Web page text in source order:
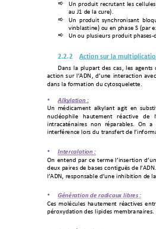
 ^)+ 4#3,20*+ #'.#2*/)*+ &'-+ .'&&2&'-+
/2+_C+,'+&/+.2#'O7
 ^)+ 4#3,20*+ -?).6#3)0-/)*+ @&
90)@&/-*0)'O+32+')+46/-'+T+N4/
 ^)+32+4&2-0'2#- +4#3,20*+46/-'-K
2.2.2
!/)-+ &/+ 4&24/#*+ ,'-+ ./-M &'-+ /%')*-
/.*03)+ -2#+ &<A!PM+ ,<2)'+ 0)*'#/.*03)+ /9'.+
,/)-+&/+53#(/*03)+,2+.?*3-12'&'**'7
• !"#$"%&'()*+*
^)+ (",0./(')*+ /&J?& /)*+ /%0*+ ')+ -2@-*
)2.&"3460&'+ 6/2*'(')*+ #"/.*09'+ ,'+ &
0)*#/./*")/0#'-+ )3)+ #"4/#/@&'-7+ B) +
0)*'#5"#').'+&3#-+,2 +*#/)-5'#*+,'+&<0)53#(
• ,)&-./%"%&'()*+*
B)+ ')*'),+ 4/#+ .'+ *'#('+ &<0)-'#*03)+ ,<2)
,'2H+4/0#'-+,'+@/-'-+.3)*0%2a-
&<A!PM+#'-43)-/@&'+,<2)' +0)60@0*03)
• 01)1.%&'()*2-* .%2'/%34*"'5.-6*+*
W'-+ (3&".2&'-+ 6/2*'(')*+ #"/.*09'-+
4"#3H?,/*03)+,'-+&040,'-+('(@#/)/0#'-7+